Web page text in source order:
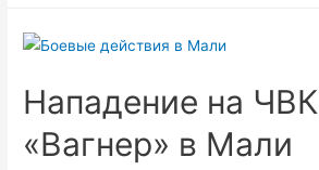
США»:
Blackwater
мощи
Нападение на ЧВК
«Вагнер» в Мали